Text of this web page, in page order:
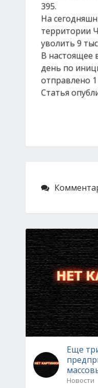
395.
На
территории
уволить 9
В настоящее
день по
отправлено
Статья
Еще
Новости